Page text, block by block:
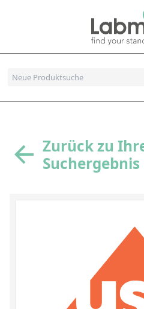
Referenzstandards für die Industrie
Referenzstandards für die
Referenzstandards für
Organische Referenzstandards
Anorganische Referenzstandards
Laborvergleichsuntersuchungen
Zurück zu
Suchergebnis